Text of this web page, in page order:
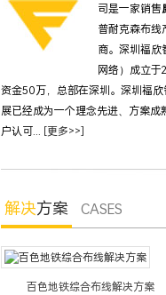
司是一家销售
普耐克森布线
商。深圳福欣
网络）成立于
资金50万，总部在深圳。深圳福
展已经成为一个理念先进、方案成
户认可... [更多>>]
解决方案 CASES
百色地铁综合布线解决方案